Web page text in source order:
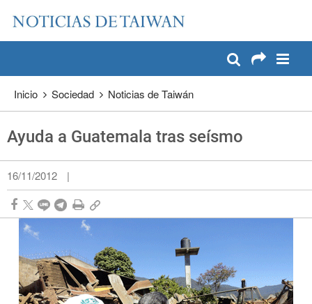
Pase a contenido principal
Inicio Sociedad Noticias de Taiwán
Ayuda a Guatemala tras seísmo
16/11/2012 |